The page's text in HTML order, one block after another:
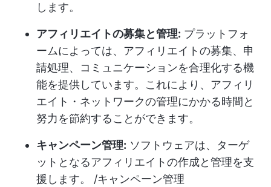
します。
アフィリエイトの募集と管理: プラットフォ
ームによっては、アフィリエイトの募集、申
請処理、コミュニケーションを合理化する機
能を提供しています。これにより、アフィリ
エイト・ネットワークの管理にかかる時間と
努力を節約することができます。
キャンペーン管理: ソフトウェアは、ターゲ
ットとなるアフィリエイトの作成と管理を支
援します。 /キャンペーン管理